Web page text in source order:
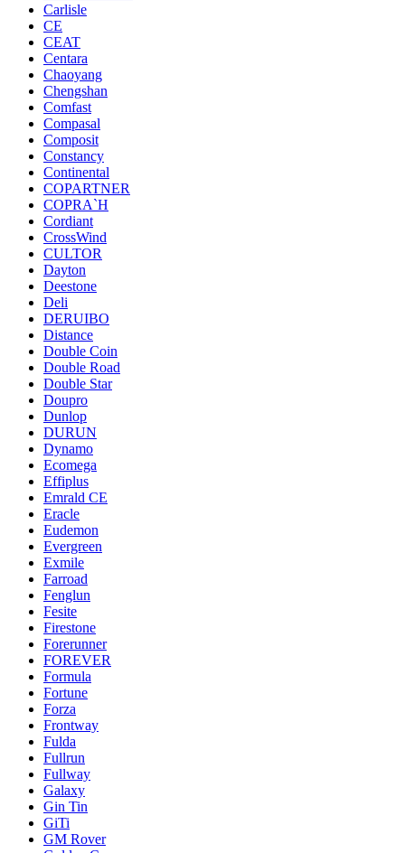
Carlisle
CE
CEAT
Centara
Chaoyang
Chengshan
Comfast
Compasal
Composit
Constancy
Continental
COPARTNER
COPRA`H
Cordiant
CrossWind
CULTOR
Dayton
Deestone
Deli
DERUIBO
Distance
Double Coin
Double Road
Double Star
Doupro
Dunlop
DURUN
Dynamo
Ecomega
Effiplus
Emrald СЕ
Eracle
Eudemon
Evergreen
Exmile
Farroad
Fenglun
Fesite
Firestone
Forerunner
FOREVER
Formula
Fortune
Forza
Frontway
Fulda
Fullrun
Fullway
Galaxy
Gin Tin
GiTi
GM Rover